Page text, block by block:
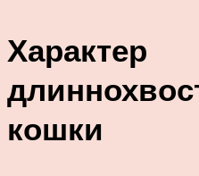
Характер
кошки